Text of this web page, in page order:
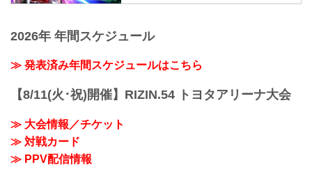
終了予定時間
※試合内容、イベント進行によって終了
ご了承ください。
RIZIN.39の各配信サービスのPPV配信チ
会場に来れない方はお好きな配信サービ
スで、湘南美容クリニック presents
RIZIN.38を全試合リアルタイムで視聴し
よう！
2026年 年間スケジュール
≫ 発表済み年間スケジュールはこちら
【8/11(火･祝)開催】RIZIN.54 トヨタアリーナ大会
≫ 大会情報／チケット
≫ 対戦カード
≫ PPV配信情報